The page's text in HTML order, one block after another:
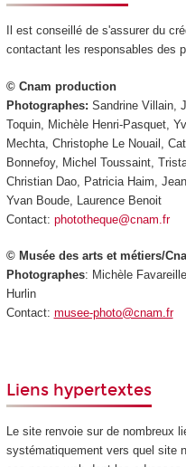
Il est conseillé de s'assurer du
contactant les responsables des
© Cnam production
Photographes: Sandrine Villain,
Toquin, Michèle Henri-Pasquet,
Mechta, Christophe Le Nouail,
Bonnefoy, Michel Toussaint,
Christian Dao, Patricia Haim,
Yvan Boude, Laurence Benoit
Contact: phototheque@cnam.fr
© Musée des arts et métiers/
Photographes: Michèle
Hurlin
Contact: musee-photo@cnam.fr
Liens hypertextes
Le site renvoie sur de nombreux
systématiquement vers quel site